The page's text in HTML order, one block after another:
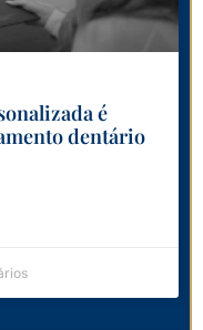
é
dentário